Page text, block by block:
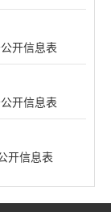
开信息表
开信息表
开信息表